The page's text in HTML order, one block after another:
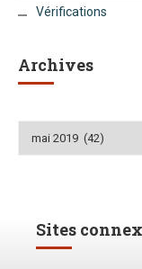
Vérifications
Archives
Archives
Sites